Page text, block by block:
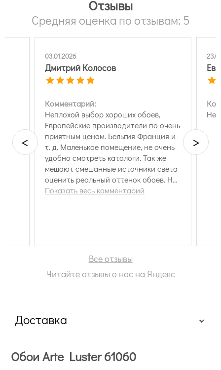
Отзывы
Средняя оценка по отзывам: 5
03.01.2026
Дмитрий Колосов
Комментарий:
Неплохой выбор хороших обоев,
Европейские производители по очень
приятным ценам. Бельгия Франция и
т. д. Маленькое помещение, не очень
удобно смотреть каталоги. Так же
мешают смешанные источники света
оценить реальный оттенок обоев. Но
в целом довольны посещением.
Показать весь комментарий
Нет
< >
Все отзывы
Читайте отзывы о нас на Яндекс
Доставка
Обои Arte Luster 61060